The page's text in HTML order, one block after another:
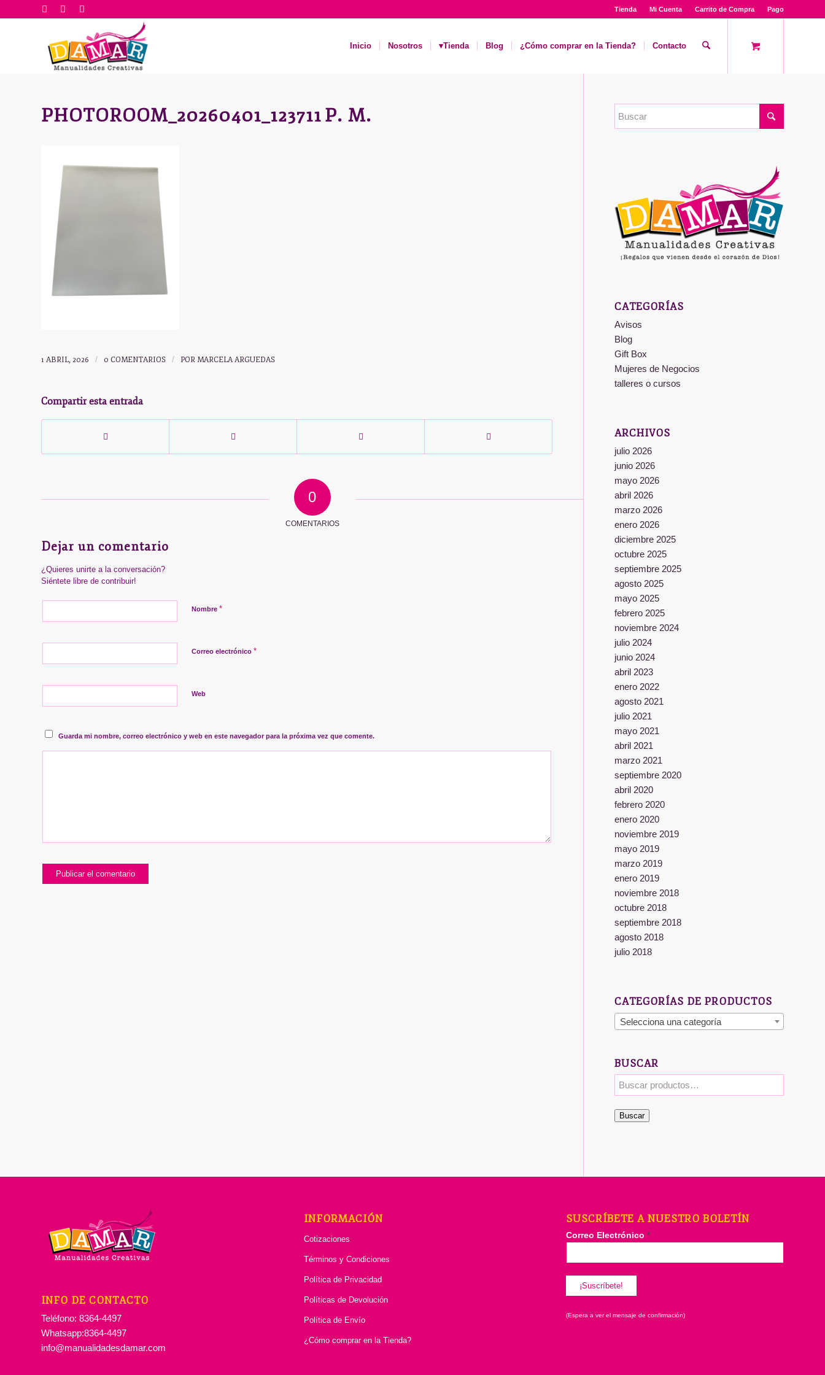
Tienda Mi Cuenta Carrito de Compra Pago
Inicio Nosotros ▾Tienda Blog ¿Cómo comprar en la Tienda? Contacto
PHOTOROOM_20260401_123711 P. M.
1 ABRIL, 2026 / 0 COMENTARIOS / POR MARCELA ARGUEDAS
Compartir esta entrada
0
COMENTARIOS
Dejar un comentario
¿Quieres unirte a la conversación?
Siéntete libre de contribuir!
Nombre *
Correo electrónico *
Web
Guarda mi nombre, correo electrónico y web en este navegador para la próxima vez que comente.
CATEGORÍAS
Avisos
Blog
Gift Box
Mujeres de Negocios
talleres o cursos
ARCHIVOS
julio 2026
junio 2026
mayo 2026
abril 2026
marzo 2026
enero 2026
diciembre 2025
octubre 2025
septiembre 2025
agosto 2025
mayo 2025
febrero 2025
noviembre 2024
julio 2024
junio 2024
abril 2023
enero 2022
agosto 2021
julio 2021
mayo 2021
abril 2021
marzo 2021
septiembre 2020
abril 2020
febrero 2020
enero 2020
noviembre 2019
mayo 2019
marzo 2019
enero 2019
noviembre 2018
octubre 2018
septiembre 2018
agosto 2018
julio 2018
CATEGORÍAS DE PRODUCTOS
Selecciona una categoría
BUSCAR
Buscar
INFO DE CONTACTO
Teléfono: 8364-4497
Whatsapp:8364-4497
info@manualidadesdamar.com
INFORMACIÓN
Cotizaciones
Términos y Condiciones
Política de Privacidad
Políticas de Devolución
Política de Envío
¿Cómo comprar en la Tienda?
SUSCRÍBETE A NUESTRO BOLETÍN
Correo Electrónico*
(Espera a ver el mensaje de confirmación)